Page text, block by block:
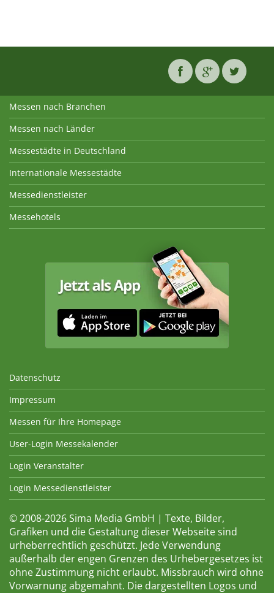
Messen nach Branchen
Messen nach Länder
Messestädte in Deutschland
Internationale Messestädte
Messedienstleister
Messehotels
Datenschutz
Impressum
Messen für Ihre Homepage
User-Login Messekalender
Login Veranstalter
Login Messedienstleister
© 2008-2026 Sima Media GmbH | Texte, Bilder,
Grafiken und die Gestaltung dieser Webseite sind
urheberrechtlich geschützt. Jede Verwendung
außerhalb der engen Grenzen des Urhebergesetzes ist
ohne Zustimmung nicht erlaubt. Missbrauch wird ohne
Vorwarnung abgemahnt. Die dargestellten Logos und